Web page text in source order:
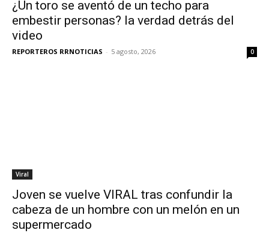
¿Un toro se aventó de un techo para
embestir personas? la verdad detrás del
video
REPORTEROS RRNOTICIAS - 5 agosto, 2026 0
Viral
Joven se vuelve VIRAL tras confundir la
cabeza de un hombre con un melón en un
supermercado